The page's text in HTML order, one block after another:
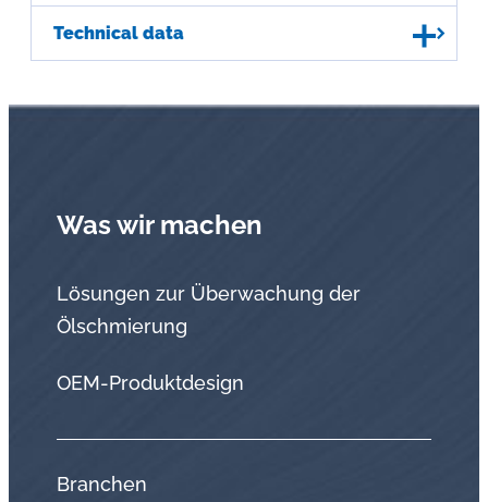
Technical data
Was wir machen
Lösungen zur Überwachung der
Ölschmierung
OEM-Produktdesign
Branchen